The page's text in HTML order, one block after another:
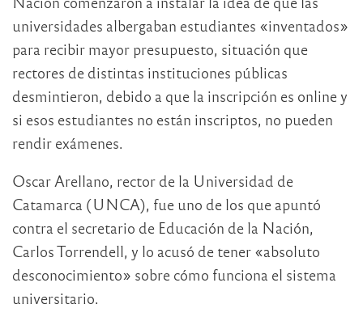
universidades albergaban estudiantes «inventados»
para recibir mayor presupuesto, situación que
rectores de distintas instituciones públicas
desmintieron, debido a que la inscripción es online y
si esos estudiantes no están inscriptos, no pueden
rendir exámenes.
Oscar Arellano, rector de la Universidad de
Catamarca (UNCA), fue uno de los que apuntó
contra el secretario de Educación de la Nación,
Carlos Torrendell, y lo acusó de tener «absoluto
desconocimiento» sobre cómo funciona el sistema
universitario.